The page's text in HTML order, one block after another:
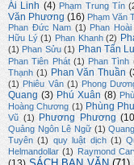
Ái Linh (4) Phạm Trung Tín
Văn Phương (16) Phạm Văn
Phan Đức Nam (1) Phan
Hữu Lý (1) Phan Khanh (2)
(1) Phan Sửu (1) Phan Tấn
Phan Tiên Phát (1) Phan Tình
Thạnh (1) Phan Văn Thuần
(1) Phiêu Vân (1) Phong
Quang (3) Phú Xuân (8)
Hoàng Chương (1) Phùng
Vũ (1) Phương Phương
Quảng Ngôn Lê Ngữ (1)
Tuyên (1) quy luật dịch (1)
Helmandollar (1) Raymond